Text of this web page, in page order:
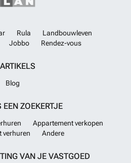
Rula
Landbouwleven
Jobbo Rendez-vous
ARTIKELS
Blog
EEN ZOEKERTJE
Appartement verkopen
verhuren
Andere
VAN JE VASTGOED